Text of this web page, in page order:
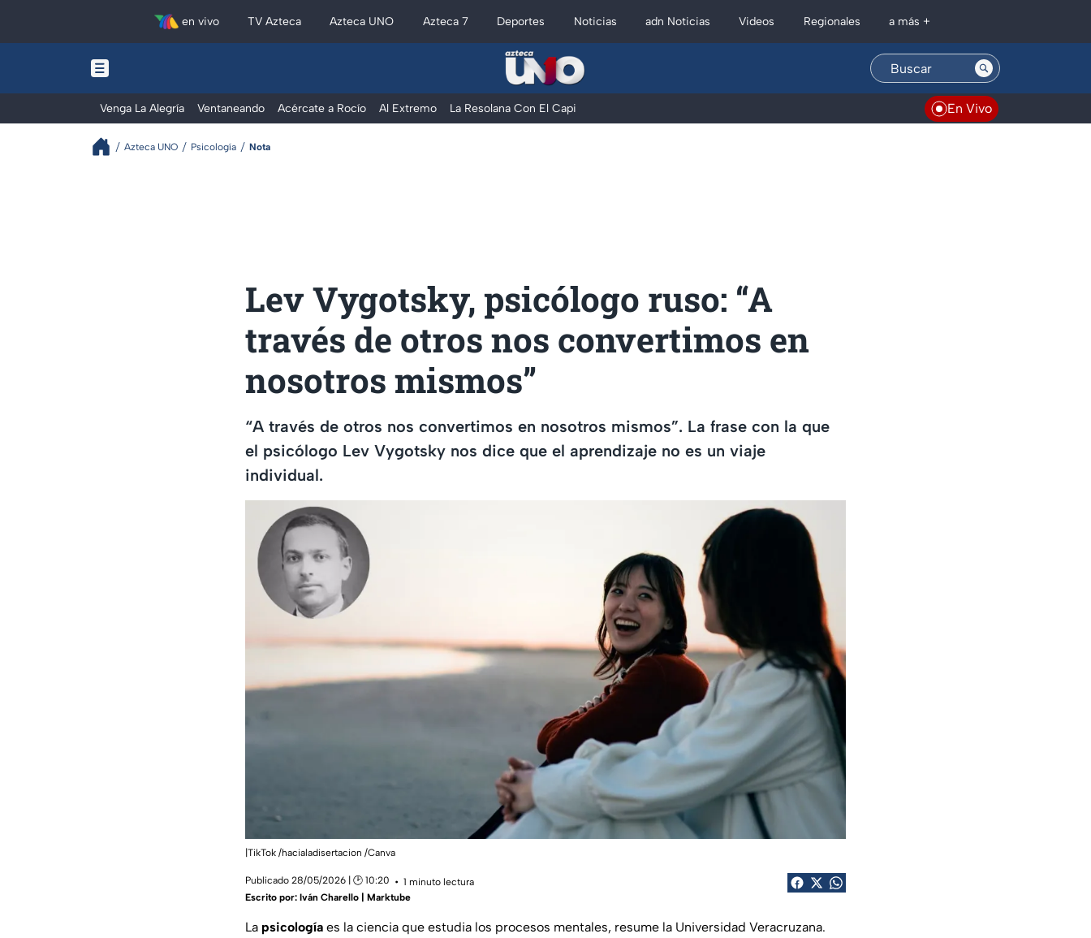
en vivo TV Azteca Azteca UNO Azteca 7 Deportes Noticias adn Noticias Videos Regionales a más +
Venga La Alegría Ventaneando Acércate a Rocío Al Extremo La Resolana Con El Capi En Vivo
Azteca UNO Psicología Nota
Lev Vygotsky, psicólogo ruso: “A
través de otros nos convertimos en
nosotros mismos”
“A través de otros nos convertimos en nosotros mismos”. La frase con la que
el psicólogo Lev Vygotsky nos dice que el aprendizaje no es un viaje
individual.
|TikTok /hacialadisertacion /Canva
Publicado 28/05/2026 | 🕑 10:20
1 minuto lectura
Escrito por: Iván Charello | Marktube
La psicología es la ciencia que estudia los procesos mentales, resume la Universidad Veracruzana.